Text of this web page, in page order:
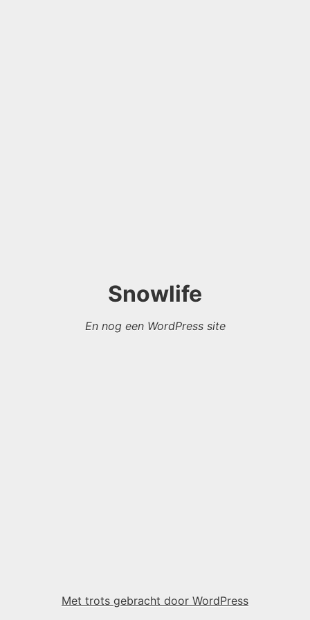
Snowlife
En nog een WordPress site
Met trots gebracht door WordPress